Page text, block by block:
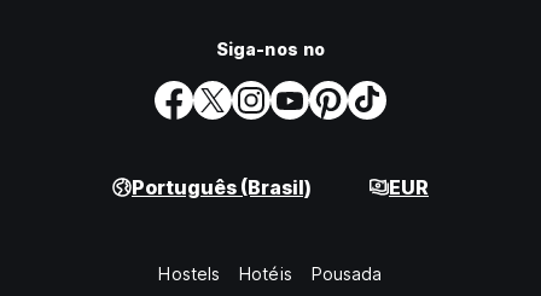
Siga-nos no
Português (Brasil) EUR
Hostels Hotéis Pousada